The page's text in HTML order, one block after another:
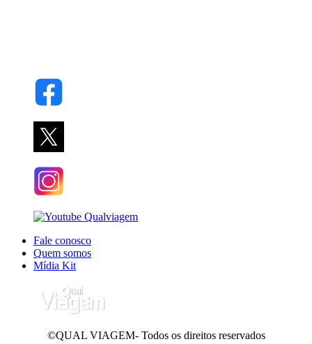
Fale conosco
Quem somos
Mídia Kit
©QUAL VIAGEM- Todos os direitos reservados